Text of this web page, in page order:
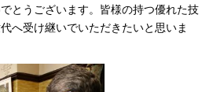
とうございます。皆様の持つ優れた技
へ受け継いでいただきたいと思いま